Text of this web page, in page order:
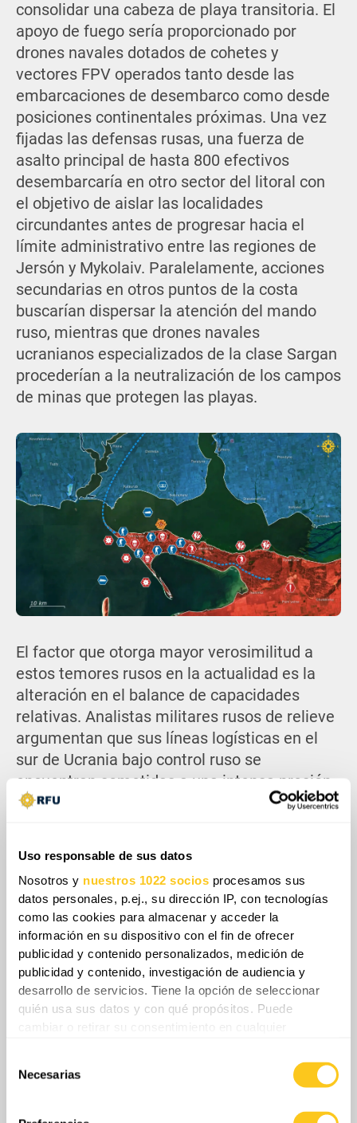
Uso responsable de sus datos
Nosotros y nuestros 1022 socios procesamos sus
datos personales, p.ej., su dirección IP, con tecnologías
como las cookies para almacenar y acceder la
información en su dispositivo con el fin de ofrecer
publicidad y contenido personalizados, medición de
publicidad y contenido, investigación de audiencia y
desarrollo de servicios. Tiene la opción de seleccionar
quién usa sus datos y con qué propósitos. Puede
cambiar o retirar su consentimiento en cualquier
Necesarias
consolidar una cabeza de playa transitoria. El
apoyo de fuego sería proporcionado por
drones navales dotados de cohetes y
vectores FPV operados tanto desde las
embarcaciones de desembarco como desde
posiciones continentales próximas. Una vez
fijadas las defensas rusas, una fuerza de
asalto principal de hasta 800 efectivos
desembarcaría en otro sector del litoral con
el objetivo de aislar las localidades
circundantes antes de progresar hacia el
límite administrativo entre las regiones de
Jersón y Mykolaiv. Paralelamente, acciones
secundarias en otros puntos de la costa
buscarían dispersar la atención del mando
ruso, mientras que drones navales
ucranianos especializados de la clase Sargan
procederían a la neutralización de los campos
de minas que protegen las playas.
El factor que otorga mayor verosimilitud a
estos temores rusos en la actualidad es la
alteración en el balance de capacidades
relativas. Analistas militares rusos de relieve
argumentan que sus líneas logísticas en el
sur de Ucrania bajo control ruso se
encuentran sometidas a una intensa presión
por parte de las fuerzas ucranianas, al tiempo
y la península de Kinburn facilita la ejecución
de operaciones anfibias. Asimismo, destacan
que Ucrania dispone ahora de un volumen
sustancialmente mayor de drones navales y
aéreos, cuyas variantes actuales son capaces
de proporcionar misiones de reconocimiento,
apoyo de fuego, ataques de precisión e
incluso evacuación de bajas y sostenimiento
campañas ucranianas de ataques con drones